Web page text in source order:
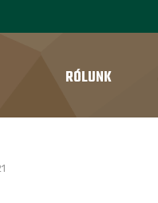
RÓLUNK